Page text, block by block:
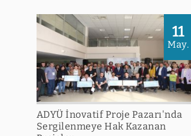
11
May.
ADYÜ İnovatif Proje Pazarı'nda
Sergilenmeye Hak Kazanan